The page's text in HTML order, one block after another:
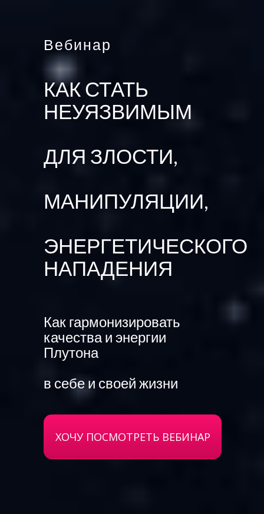
Вебинар
КАК СТАТЬ
НЕУЯЗВИМЫМ
ДЛЯ ЗЛОСТИ,
МАНИПУЛЯЦИИ,
ЭНЕРГЕТИЧЕСКОГО
НАПАДЕНИЯ
Как гармонизировать
качества и энергии
Плутона
в себе и своей жизни
ХОЧУ ПОСМОТРЕТЬ ВЕБИНАР